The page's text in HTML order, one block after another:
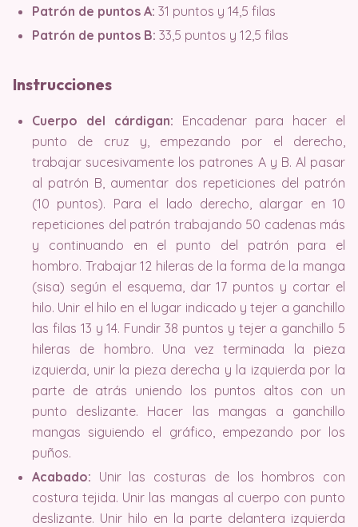
Patrón de puntos A: 31 puntos y 14,5 filas
Patrón de puntos B: 33,5 puntos y 12,5 filas
Instrucciones
Cuerpo del cárdigan: Encadenar para hacer el
punto de cruz y, empezando por el derecho,
trabajar sucesivamente los patrones A y B. Al pasar
al patrón B, aumentar dos repeticiones del patrón
(10 puntos). Para el lado derecho, alargar en 10
repeticiones del patrón trabajando 50 cadenas más
y continuando en el punto del patrón para el
hombro. Trabajar 12 hileras de la forma de la manga
(sisa) según el esquema, dar 17 puntos y cortar el
hilo. Unir el hilo en el lugar indicado y tejer a ganchillo
las filas 13 y 14. Fundir 38 puntos y tejer a ganchillo 5
hileras de hombro. Una vez terminada la pieza
izquierda, unir la pieza derecha y la izquierda por la
parte de atrás uniendo los puntos altos con un
punto deslizante. Hacer las mangas a ganchillo
mangas siguiendo el gráfico, empezando por los
puños.
Acabado: Unir las costuras de los hombros con
costura tejida. Unir las mangas al cuerpo con punto
deslizante. Unir hilo en la parte delantera izquierda